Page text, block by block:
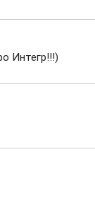
Интегр!!!)